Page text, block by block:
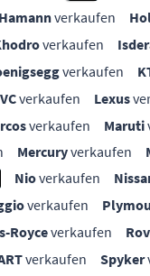
Hamannverkaufen
verkaufen
verkaufen
verkaufen Lexus
verkaufen Maruti
Mercuryverkaufen
Nioverkaufen
verkaufen
Royceverkaufen
verkaufen Spyker